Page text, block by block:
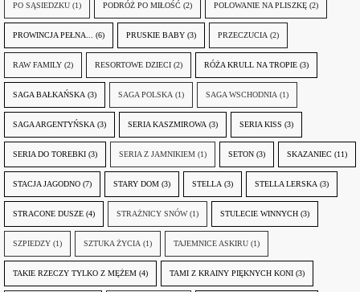
PO SĄSIEDZKU (1) PODRÓŻ PO MIŁOŚĆ (2) POLOWANIE NA PLISZKĘ (2)
PROWINCJA PEŁNA... (6) PRUSKIE BABY (3) PRZECZUCIA (2)
RAW FAMILY (2) RESORTOWE DZIECI (2) RÓŻA KRULL NA TROPIE (3)
SAGA BAŁKAŃSKA (3) SAGA POLSKA (1) SAGA WSCHODNIA (1)
SAGA ARGENTYŃSKA (3) SERIA KASZMIROWA (3) SERIA KISS (3)
SERIA DO TOREBKI (3) SERIA Z JAMNIKIEM (1) SETON (3) SKAZANIEC (11)
STACJA JAGODNO (7) STARY DOM (3) STELLA (3) STELLA LERSKA (3)
STRACONE DUSZE (4) STRAŻNICY SNÓW (1) STULECIE WINNYCH (3)
SZPIEDZY (1) SZTUKA ŻYCIA (1) TAJEMNICE ASKIRU (1)
TAKIE RZECZY TYLKO Z MĘŻEM (4) TAMI Z KRAINY PIĘKNYCH KONI (3)